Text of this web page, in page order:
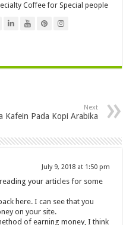
Coffee for Special people
Next
Kafein Pada Kopi Arabika
July 9, 2018 at 1:50 pm
your articles for some
here. I can see that you
on your site.
of earning money, I think